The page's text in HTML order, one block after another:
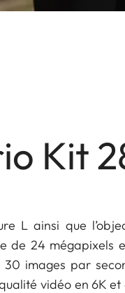
Kit
L ainsi que
de 24 mégapixels
images par
vidéo en 6K